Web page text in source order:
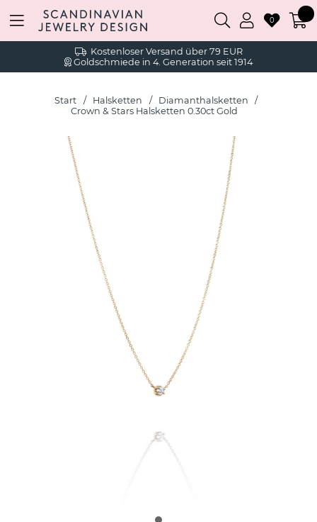
Kostenloser Versand über 79 EUR
Goldschmiede in 4. Generation seit 1914
0
Start Halsketten
Diamanthalsketten
Crown & Stars Halsketten 0.30ct Gold